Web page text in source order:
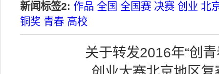
新闻标签2: 作品 全国 全国赛 决赛 创业 北
铜奖 青春 高校
关于转发2016年“创